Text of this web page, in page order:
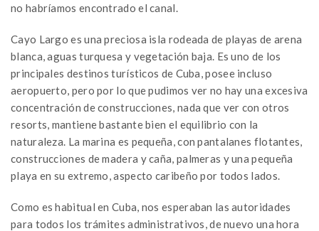
no habríamos encontrado el canal.
Cayo Largo es una preciosa isla rodeada de playas de arena
blanca, aguas turquesa y vegetación baja. Es uno de los
principales destinos turísticos de Cuba, posee incluso
aeropuerto, pero por lo que pudimos ver no hay una excesiva
concentración de construcciones, nada que ver con otros
resorts, mantiene bastante bien el equilibrio con la
naturaleza. La marina es pequeña, con pantalanes flotantes,
construcciones de madera y caña, palmeras y una pequeña
playa en su extremo, aspecto caribeño por todos lados.
Como es habitual en Cuba, nos esperaban las autoridades
para todos los trámites administrativos, de nuevo una hora